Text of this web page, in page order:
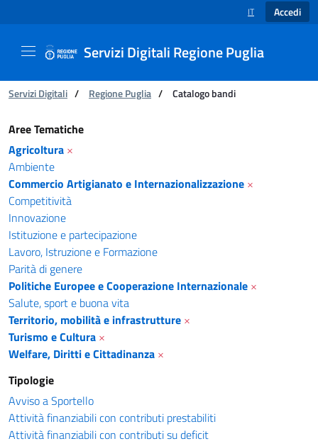
SELEZIONE
IT Accedi
Servizi Digitali Regione Puglia
Ti trovi in:
Servizi Digitali / Regione Puglia / Catalogo bandi
Catalogo bandi - Servizi Digitali Regione
Aree Tematiche
Agricoltura ×
Ambiente
Commercio Artigianato e Internazionalizzazione ×
Competitività
Innovazione
Istituzione e partecipazione
Lavoro, Istruzione e Formazione
Parità di genere
Politiche Europee e Cooperazione Internazionale ×
Salute, sport e buona vita
Territorio, mobilità e infrastrutture ×
Turismo e Cultura ×
Welfare, Diritti e Cittadinanza ×
Tipologie
Avviso a Sportello
Attività finanziabili con contributi prestabiliti
Attività finanziabili con contributi su deficit